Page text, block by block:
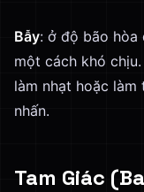
Bẫy: ở độ bão hòa
một cách khó
làm nhạt hoặc
nhấn.
Tam Giác